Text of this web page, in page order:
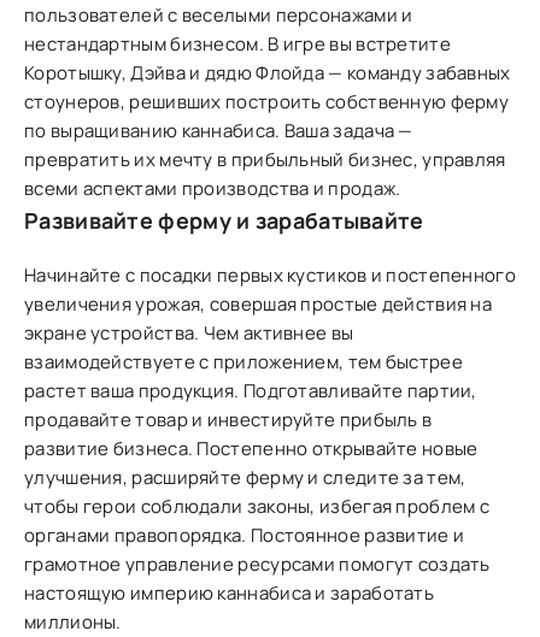
пользователей с веселыми персонажами и
нестандартным бизнесом. В игре вы встретите
Коротышку, Дэйва и дядю Флойда — команду забавных
стоунеров, решивших построить собственную ферму
по выращиванию каннабиса. Ваша задача —
превратить их мечту в прибыльный бизнес, управляя
всеми аспектами производства и продаж.
Развивайте ферму и зарабатывайте
Начинайте с посадки первых кустиков и постепенного
увеличения урожая, совершая простые действия на
экране устройства. Чем активнее вы
взаимодействуете с приложением, тем быстрее
растет ваша продукция. Подготавливайте партии,
продавайте товар и инвестируйте прибыль в
развитие бизнеса. Постепенно открывайте новые
улучшения, расширяйте ферму и следите за тем,
чтобы герои соблюдали законы, избегая проблем с
органами правопорядка. Постоянное развитие и
грамотное управление ресурсами помогут создать
настоящую империю каннабиса и заработать
миллионы.